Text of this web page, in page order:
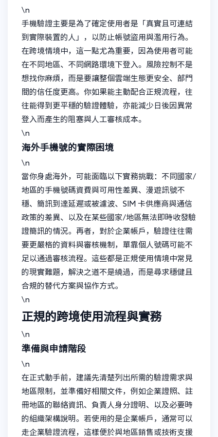
\n
手機驗證主要是為了確定使用者是「真實且可連結
到實際裝置的人」，以防止帳號盜用與濫用行為。
在跨境情境中，這一點尤為重要，因為使用者可能
在不同地區、不同網路環境下登入。風險控制不是
想找你麻煩，而是要讓整個雲端生態更安全、部門
間的信任度更高。你如果能主動配合正規流程，往
往能得到更平穩的驗證體驗，亦能減少日後因異常
登入而產生的阻塞與人工審核成本。
\n
海外手機號的實際困境
\n
當你身處海外，可能面臨以下實務挑戰：不同國家/
地區的手機號碼資費與可用性差異、漫遊訊號不
穩、簡訊到達延遲或被濾波、SIM 卡供應商與通信
政策的差異、以及在某些國家/地區無法即時收發驗
證簡訊的情況。再者，對於企業帳戶，驗證往往需
要更嚴格的資料與審核機制，單靠個人號碼可能不
足以通過審核流程。這些都是正規使用情境中常見
的現實難題，解決之道不是繞過，而是尋求穩健且
合規的替代方案與協作方式。
\n
正規的跨境使用流程與實務
\n
準備與申請階段
\n
在正式動手前，建議先清楚列出所需的驗證需求與
地區限制，並準備好相關文件，例如企業證照、註
冊地區的聯絡資訊、負責人身分證明、以及必要時
的組織架構說明。若使用的是企業帳戶，通常可以
走企業驗證流程，這樣便於與地區銷售或技術支援